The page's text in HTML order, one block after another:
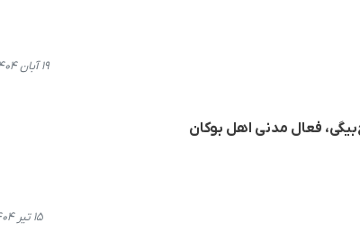
۱۹ آبان ۱۴۰۴، ۱۲:۴۰
فعال مدنی اهل بوکان
۱۵ تیر ۱۴۰۴، ۲۰:۱۹